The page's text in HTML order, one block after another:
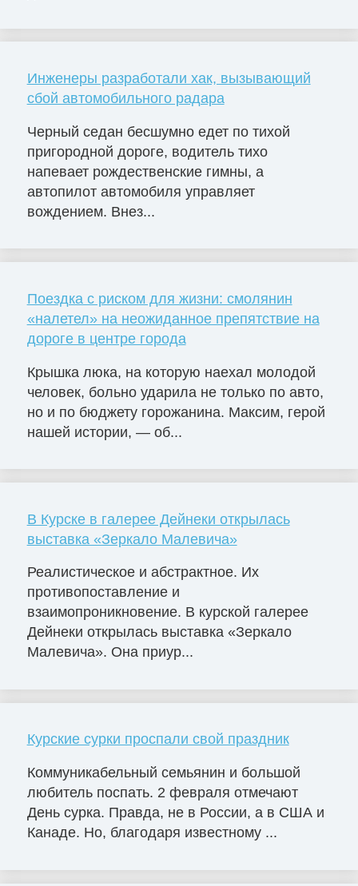
Инженеры разработали хак, вызывающий
сбой автомобильного радара
Черный седан бесшумно едет по тихой
пригородной дороге, водитель тихо
напевает рождественские гимны, а
автопилот автомобиля управляет
вождением. Внез...
Поездка с риском для жизни: смолянин
«налетел» на неожиданное препятствие на
дороге в центре города
Крышка люка, на которую наехал молодой
человек, больно ударила не только по авто,
но и по бюджету горожанина. Максим, герой
нашей истории, — об...
В Курске в галерее Дейнеки открылась
выставка «Зеркало Малевича»
Реалистическое и абстрактное. Их
противопоставление и
взаимопроникновение. В курской галерее
Дейнеки открылась выставка «Зеркало
Малевича». Она приур...
Курские сурки проспали свой праздник
Коммуникабельный семьянин и большой
любитель поспать. 2 февраля отмечают
День сурка. Правда, не в России, а в США и
Канаде. Но, благодаря известному ...